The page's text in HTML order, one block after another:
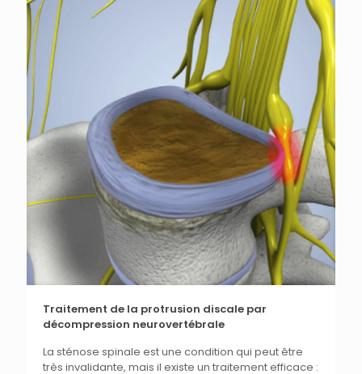
Traitement de la protrusion discale par
décompression neurovertébrale
La sténose spinale est une condition qui peut être
très invalidante, mais il existe un traitement efficace :